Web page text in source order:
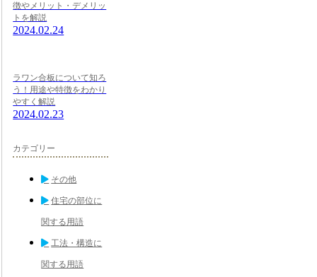
徴やメリット・デメリッ
トを解説
2024.02.24
ラワン合板について知ろ
う！用途や特徴をわかり
やすく解説
2024.02.23
カテゴリー
その他
住宅の部位に
関する用語
工法・構造に
関する用語